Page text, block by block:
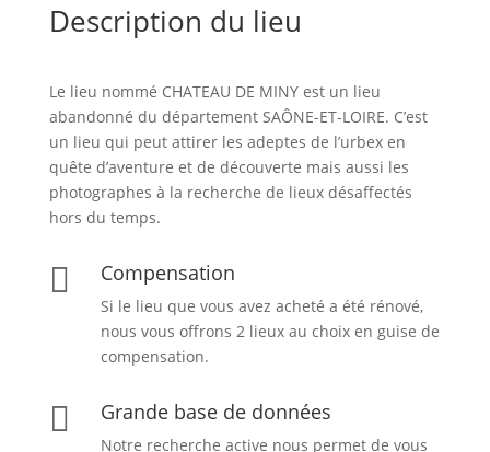
Description du lieu
Le lieu nommé CHATEAU DE MINY est un lieu
abandonné du département SAÔNE-ET-LOIRE. C’est
un lieu qui peut attirer les adeptes de l’urbex en
quête d’aventure et de découverte mais aussi les
photographes à la recherche de lieux désaffectés
hors du temps.
 Compensation
Si le lieu que vous avez acheté a été rénové,
nous vous offrons 2 lieux au choix en guise de
compensation.
 Grande base de données
Notre recherche active nous permet de vous